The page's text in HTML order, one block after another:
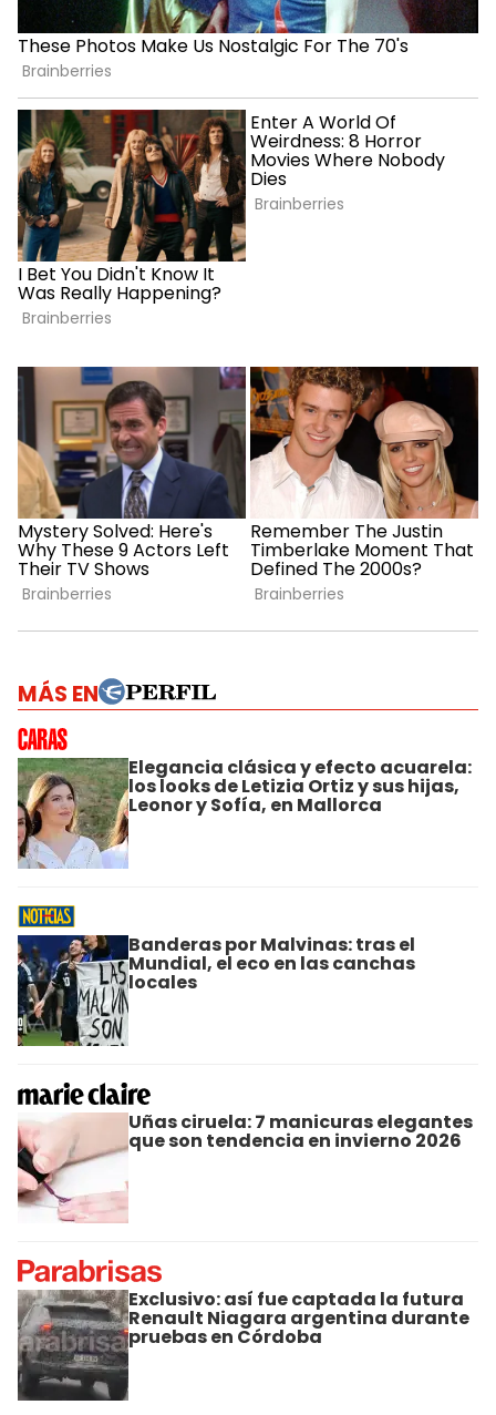
MÁS EN
Elegancia clásica y efecto acuarela:
los looks de Letizia Ortiz y sus hijas,
Leonor y Sofía, en Mallorca
Banderas por Malvinas: tras el
Mundial, el eco en las canchas
locales
Uñas ciruela: 7 manicuras elegantes
que son tendencia en invierno 2026
Exclusivo: así fue captada la futura
Renault Niagara argentina durante
pruebas en Córdoba